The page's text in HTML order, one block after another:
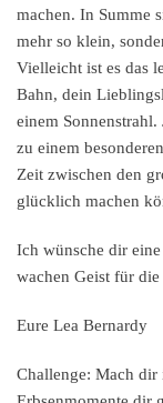
machen. In Summe
mehr so klein,
Vielleicht ist es das
Bahn, dein
einem Sonnenstrahl.
zu einem
Zeit zwischen den
glücklich machen
Ich wünsche dir
wachen Geist für
Eure Lea Bernardy
Challenge: Mach dir